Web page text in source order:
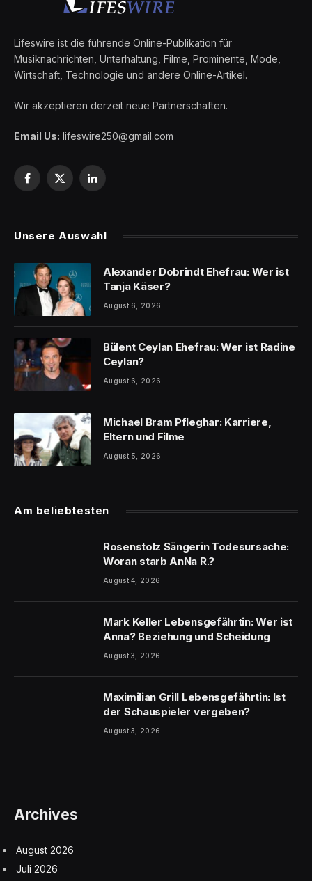
Lifeswire ist die führende Online-Publikation für
Musiknachrichten, Unterhaltung, Filme, Prominente, Mode,
Wirtschaft, Technologie und andere Online-Artikel.
Wir akzeptieren derzeit neue Partnerschaften.
Email Us: lifeswire250@gmail.com
Facebook
X
LinkedIn
Unsere Auswahl
Alexander Dobrindt Ehefrau: Wer ist
Tanja Käser?
August 6, 2026
Bülent Ceylan Ehefrau: Wer ist Radine
Ceylan?
August 6, 2026
Michael Bram Pfleghar: Karriere,
Eltern und Filme
August 5, 2026
Am beliebtesten
Rosenstolz Sängerin Todesursache:
Woran starb AnNa R.?
August 4, 2026
Mark Keller Lebensgefährtin: Wer ist
Anna? Beziehung und Scheidung
August 3, 2026
Maximilian Grill Lebensgefährtin: Ist
der Schauspieler vergeben?
August 3, 2026
Archives
August 2026
Juli 2026